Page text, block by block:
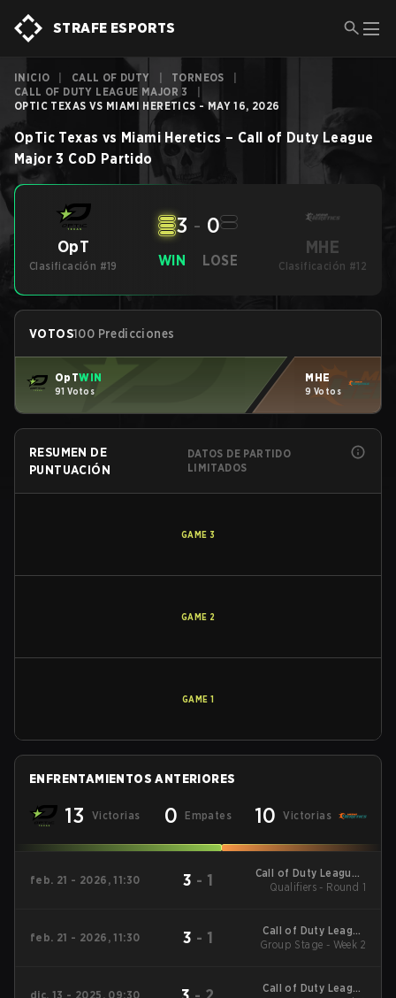
STRAFE ESPORTS
INICIO CALL OF DUTY TORNEOS
CALL OF DUTY LEAGUE MAJOR 3
OPTIC TEXAS VS MIAMI HERETICS - MAY 16, 2026
OpTic Texas vs Miami Heretics – Call of Duty League
Major 3 CoD Partido
OpT
Clasificación #19 WIN
3 - 0
LOSE
MHE
Clasificación #12
VOTOS100 Predicciones
OpTWIN
91 Votos
MHE
9 Votos
RESUMEN DE
PUNTUACIÓN
DATOS DE PARTIDO
LIMITADOS
GAME 3
GAME 2
GAME 1
ENFRENTAMIENTOS ANTERIORES
13 Victorias 0 Empates 10 Victorias
feb. 21 - 2026, 11:30 3 - 1
Call of Duty League -
Call of Duty League
Qualifiers - Round 1
feb. 21 - 2026, 11:30 3 - 1
Call of Duty League
2026 Regular Season
Group Stage - Week 2
dic. 13 - 2025, 09:30
Call of Duty League